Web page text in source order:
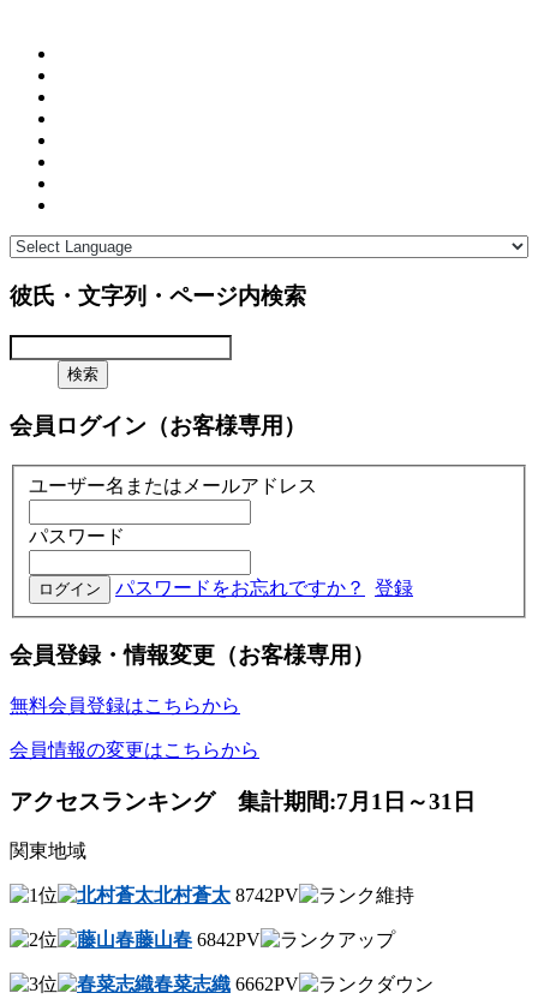
彼氏・文字列・ページ内検索
会員ログイン（お客様専用）
ユーザー名またはメールアドレス
パスワード
パスワードをお忘れですか？ 登録
会員登録・情報変更（お客様専用）
無料会員登録はこちらから
会員情報の変更はこちらから
アクセスランキング 集計期間:7月1日～31日
関東地域
北村蒼太 8742PV
藤山春 6842PV
春菜志織 6662PV